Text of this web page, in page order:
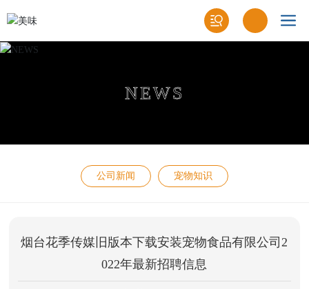
NEWS
公司新闻 宠物知识
烟台花季传媒旧版本下载安装宠物食品有限公司2
022年最新招聘信息